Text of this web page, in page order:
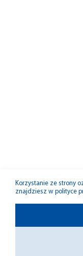
Korzystanie ze strony
znajdziesz w polityce